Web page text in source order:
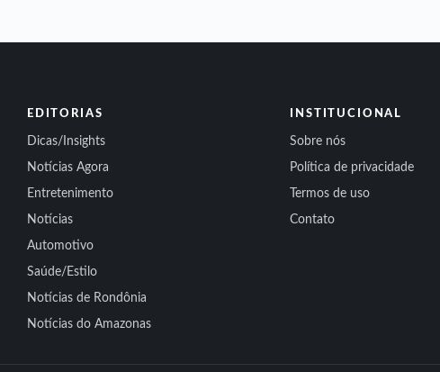
EDITORIAS
Dicas/Insights
Notícias Agora
Entretenimento
Notícias
Automotivo
Saúde/Estilo
Notícias de Rondônia
Notícias do Amazonas
INSTITUCIONAL
Sobre nós
Política de privacidade
Termos de uso
Contato